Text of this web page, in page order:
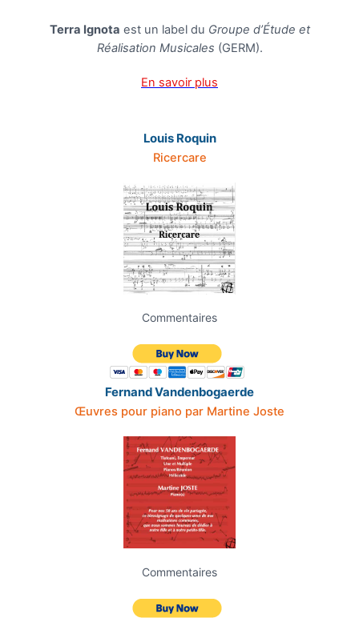
Terra Ignota est un label du Groupe d’Étude et
Réalisation Musicales (GERM).
En savoir plus
Louis Roquin
Ricercare
Commentaires
Fernand Vandenbogaerde
Œuvres pour piano par Martine Joste
Commentaires